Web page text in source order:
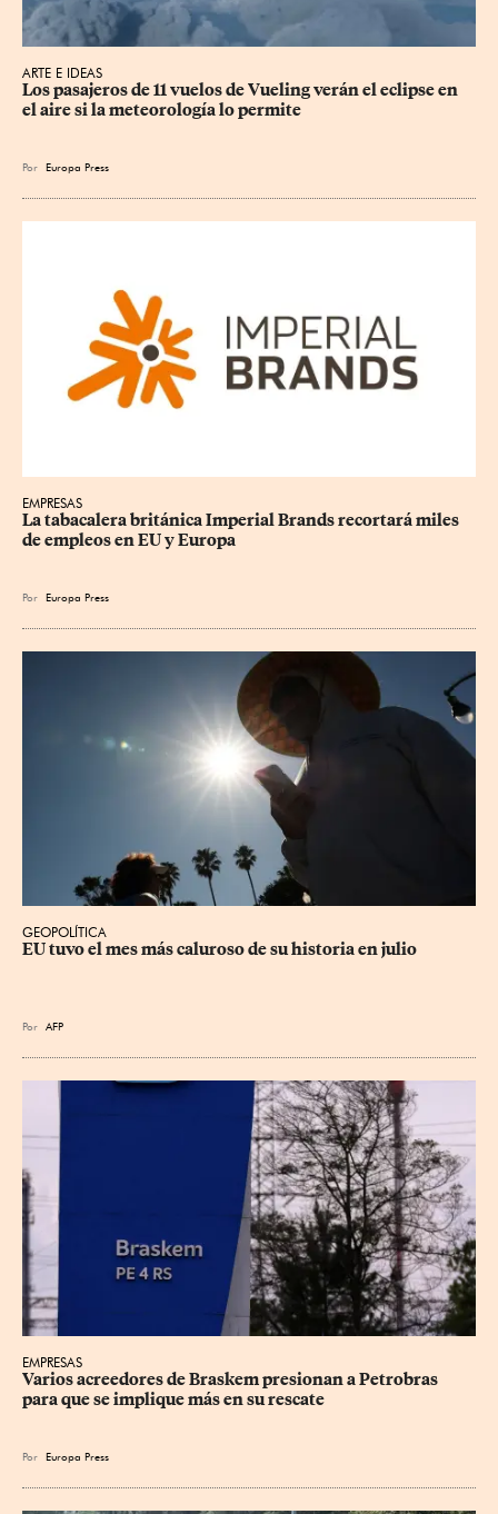
ARTE E IDEAS
Los pasajeros de 11 vuelos de Vueling verán el eclipse en
el aire si la meteorología lo permite
Por Europa Press
EMPRESAS
La tabacalera británica Imperial Brands recortará miles
de empleos en EU y Europa
Por Europa Press
GEOPOLÍTICA
EU tuvo el mes más caluroso de su historia en julio
Por AFP
EMPRESAS
Varios acreedores de Braskem presionan a Petrobras
para que se implique más en su rescate
Por Europa Press